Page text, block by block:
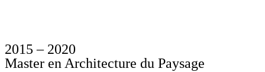
2015 – 2020
Master en Architecture du Paysage